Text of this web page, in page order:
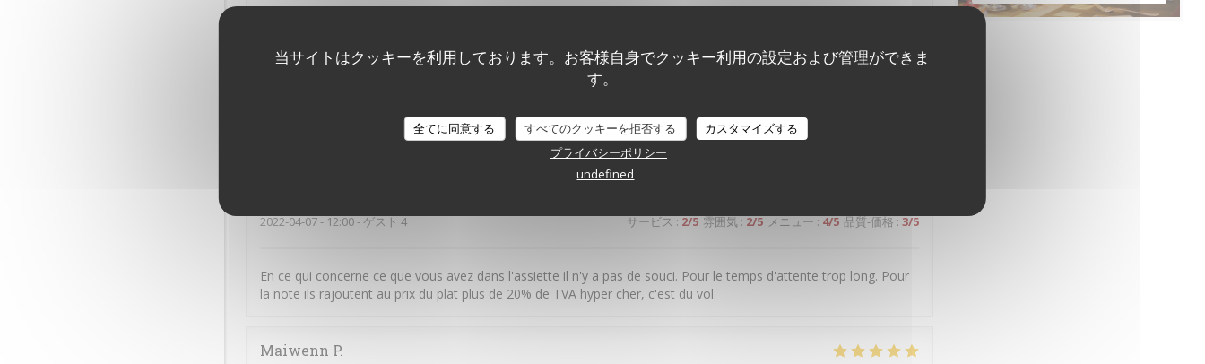
当サイトはクッキーを利用しております。お客様自身でクッキー利用の設定および管理ができま
す。
全てに同意する すべてのクッキーを拒否する
カスタマイズする
プライバシーポリシー
undefined
corinne S
2022-05-21 - 20:00 - ゲスト 6 サービス : /5 雰囲気 : /5 メニュー: 3/5 品質-価格: 2/5
Accueil froid, personnel stressé, attente interminable, les plats sont corrects sans plus. c'est dommage pour cet
établissement idéalement situé en face du château. Nous ne renouvellerons pas l'expérience.
2022-04-07- 12:00 - ゲスト 4 サービス:2/5 雰囲気:2/5 メニュー:4/5 品質-価格:3/5
En ce qui concerne ce que vous avez dans l'assiette il n'y a pas de souci. Pour le temps d'attente trop long. Pour
la note ils rajoutent au prix du plat plus de 20% de TVA hyper cher, c'est du vol.
Maiwenn P